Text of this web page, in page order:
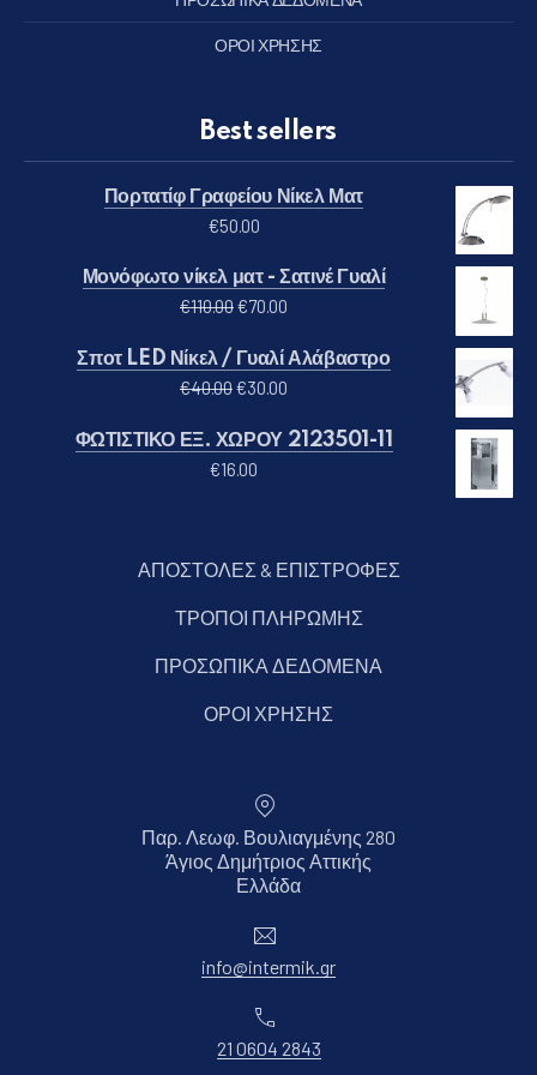
ΟΡΟΙ ΧΡΗΣΗΣ
Best sellers
Πορτατίφ Γραφείου Νίκελ Ματ
€50.00
Μονόφωτο νίκελ ματ - Σατινέ Γυαλί
€110.00Original price was: €110.00.
€70.00 Η τρέχουσα τιμή είναι: €70.00.
Σποτ LED Νίκελ / Γυαλί Αλάβαστρο
€40.00Original price was: €40.00.
€30.00 Η τρέχουσα τιμή είναι: €30.00.
ΦΩΤΙΣΤΙΚΟ ΕΞ. ΧΩΡΟΥ 2123501-11
€16.00
ΑΠΟΣΤΟΛΕΣ & ΕΠΙΣΤΡΟΦΕΣ
ΤΡΟΠΟΙ ΠΛΗΡΩΜΗΣ
ΠΡΟΣΩΠΙΚΑ ΔΕΔΟΜΕΝΑ
ΟΡΟΙ ΧΡΗΣΗΣ
Παρ. Λεωφ. Βουλιαγμένης 280
Άγιος Δημήτριος Αττικής
ΕλλάδαΝέο παράθυρο
info@intermik.gr
21 0604 2843